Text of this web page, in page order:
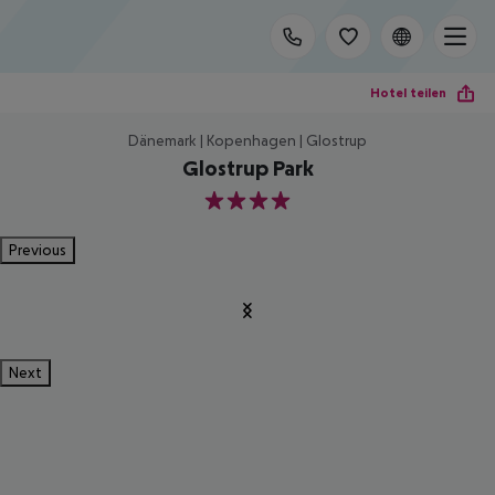
Hotel teilen
Dänemark | Kopenhagen | Glostrup
Glostrup Park
4
Previous
Next